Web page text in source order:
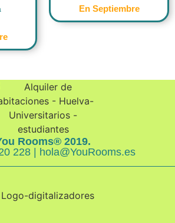
En Septiembre
Rooms® 2019.
228 | hola@YouRooms.es